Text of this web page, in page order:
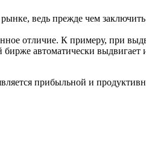
ведь прежде чем
отличие. К примеру, при
автоматически выдвигает
прибыльной и